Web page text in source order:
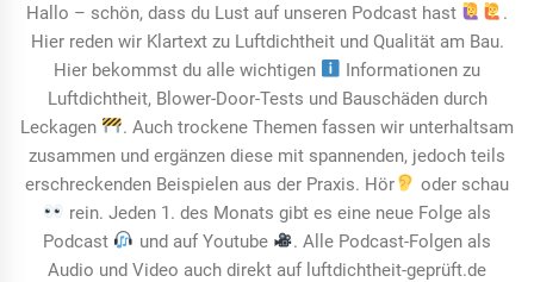
Hallo – schön, dass du Lust auf unseren Podcast hast
.
Hier reden wir Klartext zu Luftdichtheit und Qualität am Bau.
Hier bekommst du alle wichtigen
Informationen zu
Luftdichtheit, Blower-Door-Tests und Bauschäden durch
Leckagen
. Auch trockene Themen fassen wir unterhaltsam
zusammen und ergänzen diese mit spannenden, jedoch teils
erschreckenden Beispielen aus der Praxis. Hör
oder schau
rein. Jeden 1. des Monats gibt es eine neue Folge als
Podcast
und auf Youtube
. Alle Podcast-Folgen als
Audio und Video auch direkt auf luftdichtheit-geprüft.de